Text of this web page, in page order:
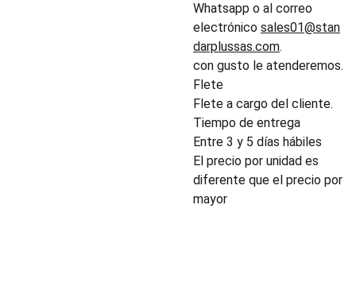
Whatsapp o al correo
electrónico sales01@stan
darplussas.com.
con gusto le atenderemos.
Flete
Flete a cargo del cliente.
Tiempo de entrega
Entre 3 y 5 días hábiles
El precio por unidad es
diferente que el precio por
mayor